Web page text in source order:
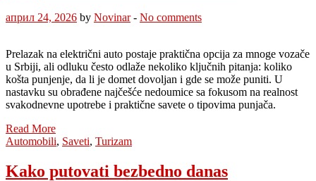
април 24, 2026 by Novinar- No comments
Prelazak na električni auto postaje praktična opcija za mnoge vozače
u Srbiji, ali odluku često odlaže nekoliko ključnih pitanja: koliko
košta punjenje, da li je domet dovoljan i gde se može puniti. U
nastavku su obrađene najčešće nedoumice sa fokusom na realnost
svakodnevne upotrebe i praktične savete o tipovima punjača.
Read More
Automobili, Saveti, Turizam
Kako putovati bezbedno danas